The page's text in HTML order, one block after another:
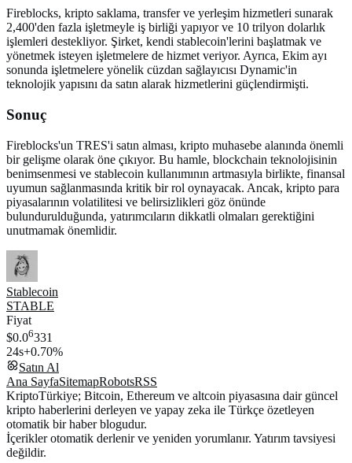
Fireblocks, kripto saklama, transfer ve yerleşim hizmetleri sunarak
2,400'den fazla işletmeyle iş birliği yapıyor ve 10 trilyon dolarlık
işlemleri destekliyor. Şirket, kendi stablecoin'lerini başlatmak ve
yönetmek isteyen işletmelere de hizmet veriyor. Ayrıca, Ekim ayı
sonunda işletmelere yönelik cüzdan sağlayıcısı Dynamic'in
teknolojik yapısını da satın alarak hizmetlerini güçlendirmişti.
Sonuç
Fireblocks'un TRES'i satın alması, kripto muhasebe alanında önemli
bir gelişme olarak öne çıkıyor. Bu hamle, blockchain teknolojisinin
benimsenmesi ve stablecoin kullanımının artmasıyla birlikte, finansal
uyumun sağlanmasında kritik bir rol oynayacak. Ancak, kripto para
piyasalarının volatilitesi ve belirsizlikleri göz önünde
bulundurulduğunda, yatırımcıların dikkatli olmaları gerektiğini
unutmamak önemlidir.
Stablecoin
STABLE
Fiyat
$0.06331
24s+0.70%
Satın Al
Ana SayfaSitemapRobotsRSS
KriptoTürkiye; Bitcoin, Ethereum ve altcoin piyasasına dair güncel
kripto haberlerini derleyen ve yapay zeka ile Türkçe özetleyen
otomatik bir haber blogudur.
İçerikler otomatik derlenir ve yeniden yorumlanır. Yatırım tavsiyesi
değildir.